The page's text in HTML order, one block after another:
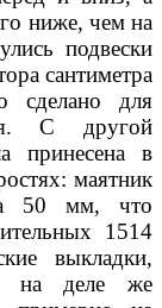
ниже, чем на
подвески
сантиметра
сделано для
С другой
принесена в
маятник
50 мм, что
1514
выкладки,
на деле же